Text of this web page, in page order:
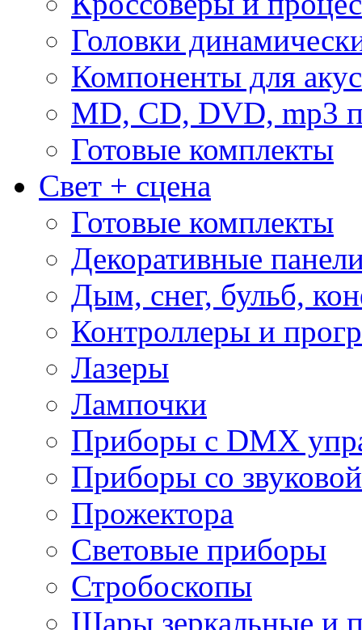
Головки
Компоненты для
MD, CD, DVD, mp3
Готовые комплекты
Свет + сцена
Готовые комплекты
Декоративные
Дым, снег, бульб,
Контроллеры и
Лазеры
Лампочки
Приборы с DMX
Приборы со
Прожектора
Световые приборы
Стробоскопы
Шары зеркальные и